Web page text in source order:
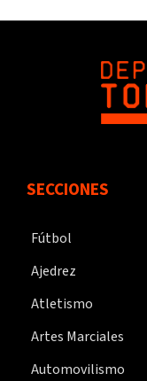
SECCIONES
Fútbol
Ajedrez
Atletismo
Artes Marciales
Automovilismo